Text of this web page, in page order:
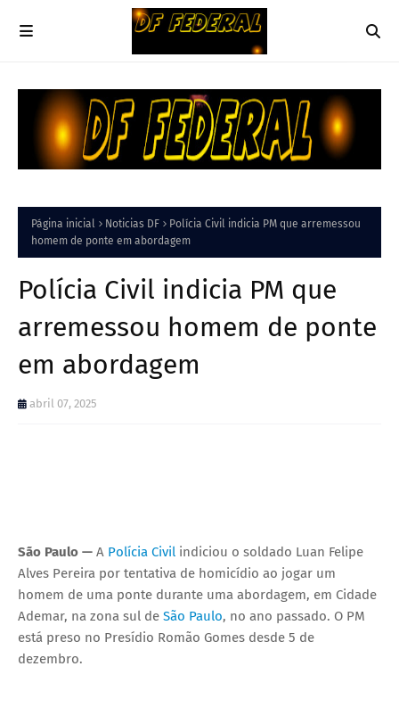
Página inicial Noticias DF
Polícia Civil indicia PM que arremessou
homem de ponte em abordagem
Polícia Civil indicia PM que
arremessou homem de ponte
em abordagem
abril 07, 2025
São Paulo — A Polícia Civil indiciou o soldado Luan Felipe
Alves Pereira por tentativa de homicídio ao jogar um
homem de uma ponte durante uma abordagem, em Cidade
Ademar, na zona sul de São Paulo, no ano passado. O PM
está preso no Presídio Romão Gomes desde 5 de
dezembro.